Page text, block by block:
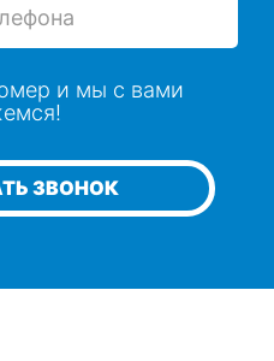
ЗВОНОК
и мы с вами